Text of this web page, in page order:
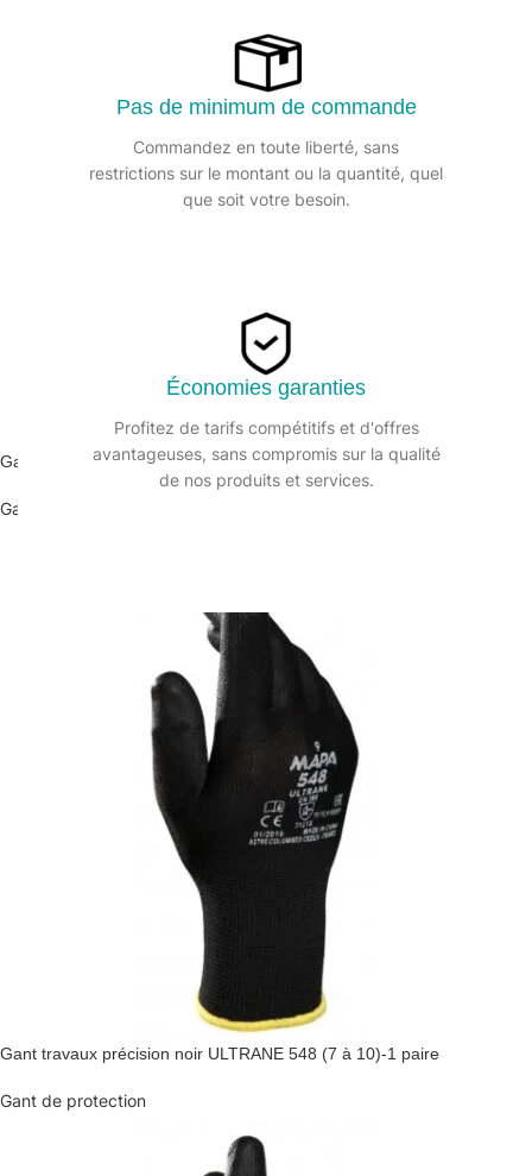
Pas de minimum de commande
Commandez en toute liberté, sans
restrictions sur le montant ou la quantité, quel
que soit votre besoin.
Économies garanties
Profitez de tarifs compétitifs et d'offres
avantageuses, sans compromis sur la qualité
de nos produits et services.
Gant travaux précision noir ULTRANE 548 (7 à 10)-1 paire
Gant de protection
Gant travaux précision noir ULTRANE 548 (7 à 10)-1 paire
Gant de protection